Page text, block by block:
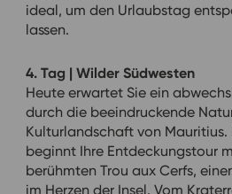
ideal, um den Urlaubstag
lassen.
4. Tag | Wilder Südwesten
Heute erwartet Sie ein
durch die beeindruckende
Kulturlandschaft von Mauritius.
beginnt Ihre Entdeckungstour
berühmten Trou aux Cerfs,
im Herzen der Insel. Vom